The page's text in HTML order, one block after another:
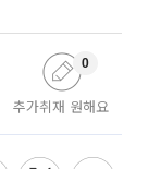
추가취재 원해요
0